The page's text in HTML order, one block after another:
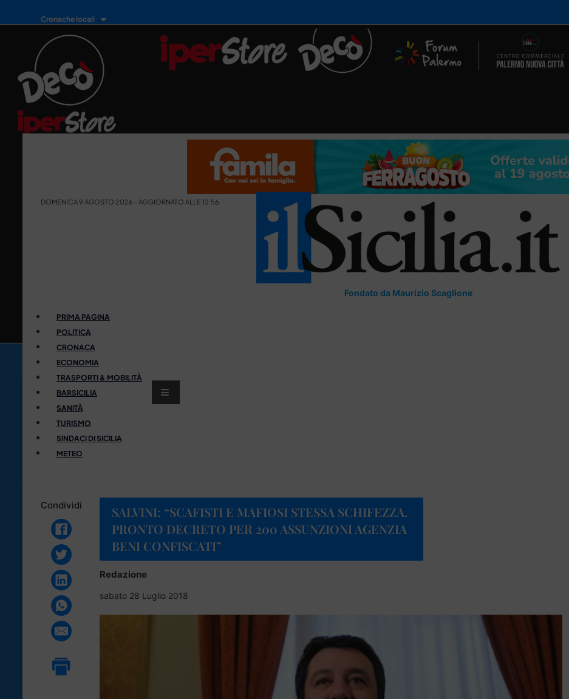
Cronache locali
DOMENICA 9 AGOSTO 2026 - AGGIORNATO ALLE 12:56
Fondato da Maurizio Scaglione
PRIMA PAGINA
POLITICA
CRONACA
ECONOMIA
TRASPORTI & MOBILITÀ
BARSICILIA
SANITÀ
TURISMO
SINDACI DI SICILIA
METEO
Condividi
SALVINI: “SCAFISTI E MAFIOSI STESSA SCHIFEZZA.
PRONTO DECRETO PER 200 ASSUNZIONI AGENZIA
BENI CONFISCATI”
Redazione
sabato 28 Luglio 2018